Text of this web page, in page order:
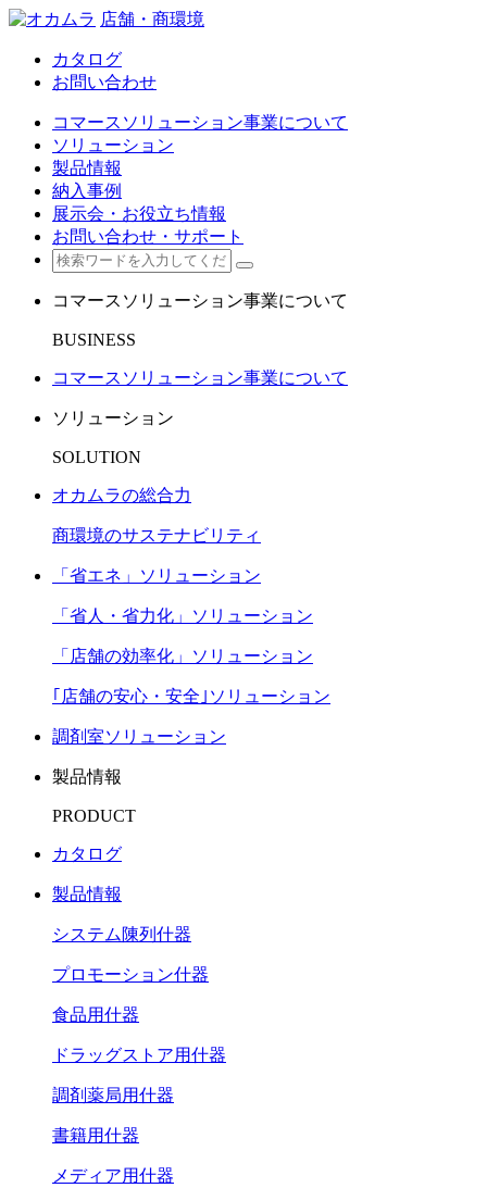
店舗・商環境
カタログ
お問い合わせ
コマースソリューション事業について
ソリューション
製品情報
納入事例
展示会・お役立ち情報
お問い合わせ・サポート
コマースソリューション事業について
BUSINESS
コマースソリューション事業について
ソリューション
SOLUTION
オカムラの総合力
商環境のサステナビリティ
「省エネ」ソリューション
「省人・省力化」ソリューション
「店舗の効率化」ソリューション
｢店舗の安心・安全｣ソリューション
調剤室ソリューション
製品情報
PRODUCT
カタログ
製品情報
システム陳列什器
プロモーション什器
食品用什器
ドラッグストア用什器
調剤薬局用什器
書籍用什器
メディア用什器